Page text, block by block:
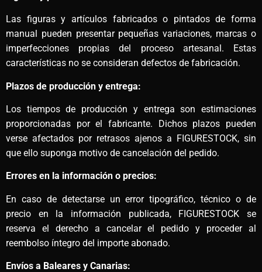
Las figuras y artículos fabricados o pintados de forma
manual pueden presentar pequeñas variaciones, marcas o
imperfecciones propias del proceso artesanal. Estas
características no se consideran defectos de fabricación.
Plazos de producción y entrega:
Los tiempos de producción y entrega son estimaciones
proporcionadas por el fabricante. Dichos plazos pueden
verse afectados por retrasos ajenos a FIGURESTOCK, sin
que ello suponga motivo de cancelación del pedido.
Errores en la información o precios:
En caso de detectarse un error tipográfico, técnico o de
precio en la información publicada, FIGURESTOCK se
reserva el derecho a cancelar el pedido y proceder al
reembolso íntegro del importe abonado.
Envíos a Baleares y Canarias: